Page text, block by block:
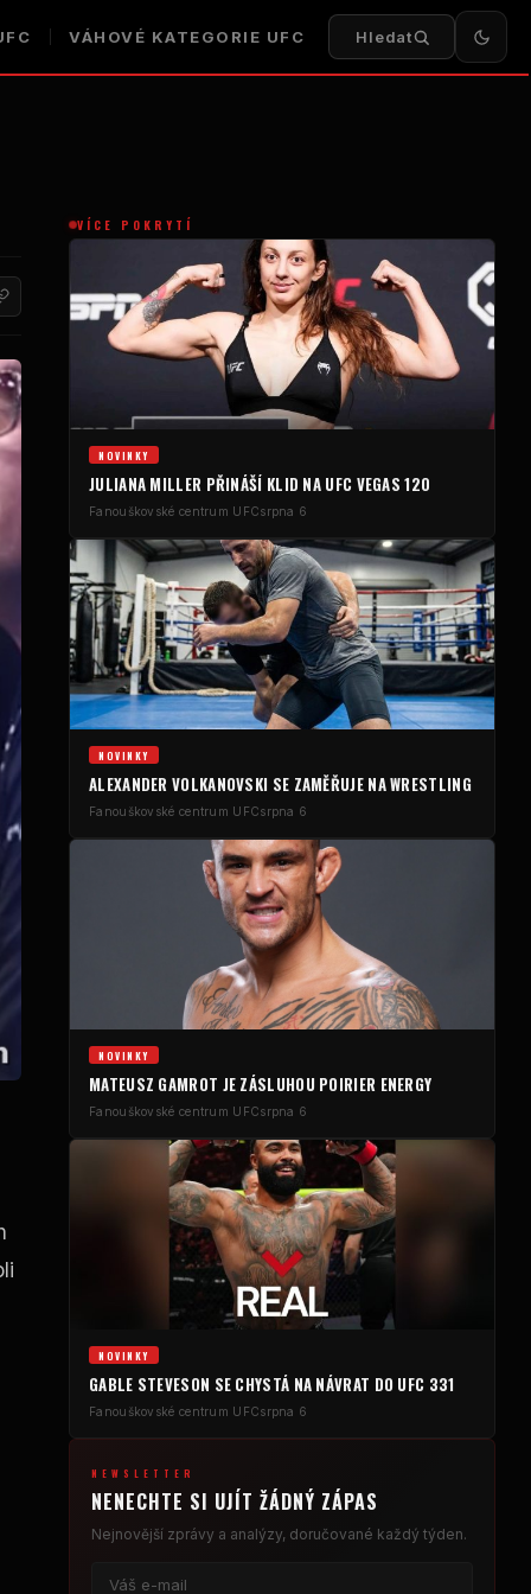
VÁHOVÉ KATEGORIE UFC Hledat
VÍCE POKRYTÍ
NOVINKY
JULIANA MILLER PŘINÁŠÍ KLID NA UFC VEGAS 120
Fanouškovské centrum UFCsrpna 6
NOVINKY
ALEXANDER VOLKANOVSKI SE ZAMĚŘUJE NA WRESTLING
Fanouškovské centrum UFCsrpna 6
NOVINKY
MATEUSZ GAMROT JE ZÁSLUHOU POIRIER ENERGY
Fanouškovské centrum UFCsrpna 6
NOVINKY
GABLE STEVESON SE CHYSTÁ NA NÁVRAT DO UFC 331
Fanouškovské centrum UFCsrpna 6
NEWSLETTER
NENECHTE SI UJÍT ŽÁDNÝ ZÁPAS
Nejnovější zprávy a analýzy, doručované každý týden.